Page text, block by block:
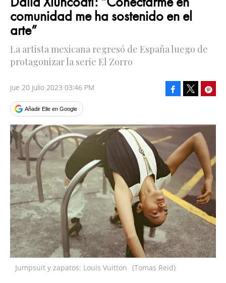
comunidad me ha sostenido en el
arte”
La artista mexicana regresó de España luego de
protagonizar la serie El Zorro
jue 20 julio 2023 03:46 PM
Añadir Elle en Google
Facebook
Jumpsuit y zapatos: Louis Vuitton (Tomas Reid)